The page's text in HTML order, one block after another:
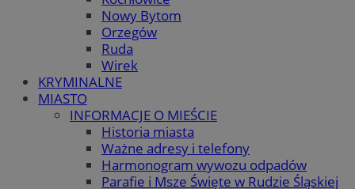
Nowy Bytom
Orzegów
Ruda
Wirek
KRYMINALNE
MIASTO
INFORMACJE O MIEŚCIE
Historia miasta
Ważne adresy i telefony
Harmonogram wywozu odpadów
Parafie i Msze Święte w Rudzie Śląskiej